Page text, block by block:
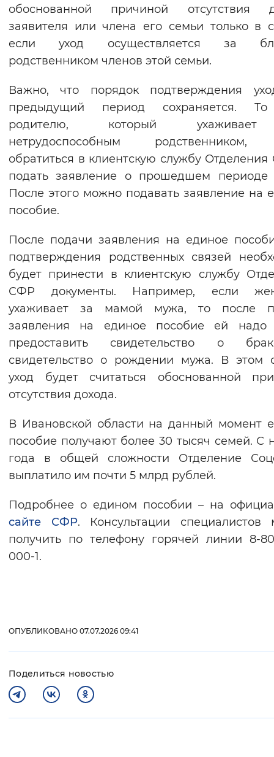
Воспроизвести Остановить
Вернуть стандартные настройки
обоснованной причиной отсутствия
заявителя или члена его семьи только в
если уход осуществляется за
родственником членов этой семьи.
Важно, что порядок подтверждения
предыдущий период сохраняется.
родителю, который
нетрудоспособным родственником,
обратиться в клиентскую службу
подать заявление о прошедшем периоде
После этого можно подавать заявление на
пособие.
После подачи заявления на единое
подтверждения родственных связей
будет принести в клиентскую службу
СФР документы. Например, если
ухаживает за мамой мужа, то после
заявления на единое пособие ей надо
предоставить свидетельство о
свидетельство о рождении мужа. В этом
уход будет считаться обоснованной
отсутствия дохода.
В Ивановской области на данный момент
пособие получают более 30 тысяч семей. С
года в общей сложности Отделение
выплатило им почти 5 млрд рублей.
Подробнее о едином пособии – на
сайте СФР. Консультации специалистов
получить по телефону горячей линии 8-
000-1.
ОПУБЛИКОВАНО 07.07.2026 09:41
Поделиться новостью